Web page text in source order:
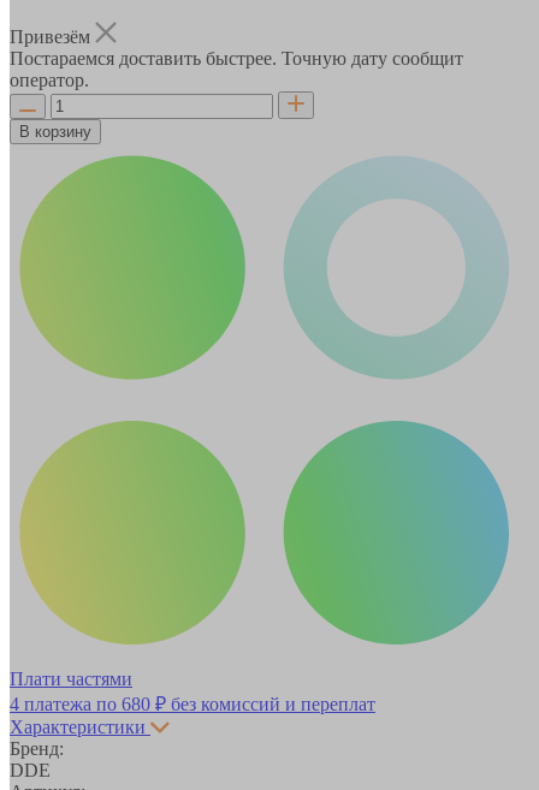
Привезём
Постараемся доставить быстрее. Точную дату сообщит
оператор.
В корзину
Плати частями
4 платежа по 680 ₽ без комиссий и переплат
Характеристики
Бренд:
DDE